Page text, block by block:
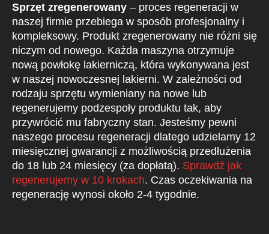
Sprzęt zregenerowany – proces regeneracji w
naszej firmie przebiega w sposób profesjonalny i
kompleksowy. Produkt zregenerowany nie różni się
niczym od nowego. Każda maszyna otrzymuje
nową powłokę lakierniczą, która wykonywana jest
w naszej nowoczesnej lakierni. W zależności od
rodzaju sprzętu wymieniany na nowe lub
regenerujemy podzespoły produktu tak, aby
przywrócić mu fabryczny stan. Jesteśmy pewni
naszego procesu regeneracji dlatego udzielamy 12
miesięcznej gwarancji z możliwością przedłużenia
do 18 lub 24 miesięcy (za dopłatą). Sprawdź jak
regenerujemy w 10 krokach. Czas oczekiwania na
regenerację wynosi około 2-4 tygodnie.